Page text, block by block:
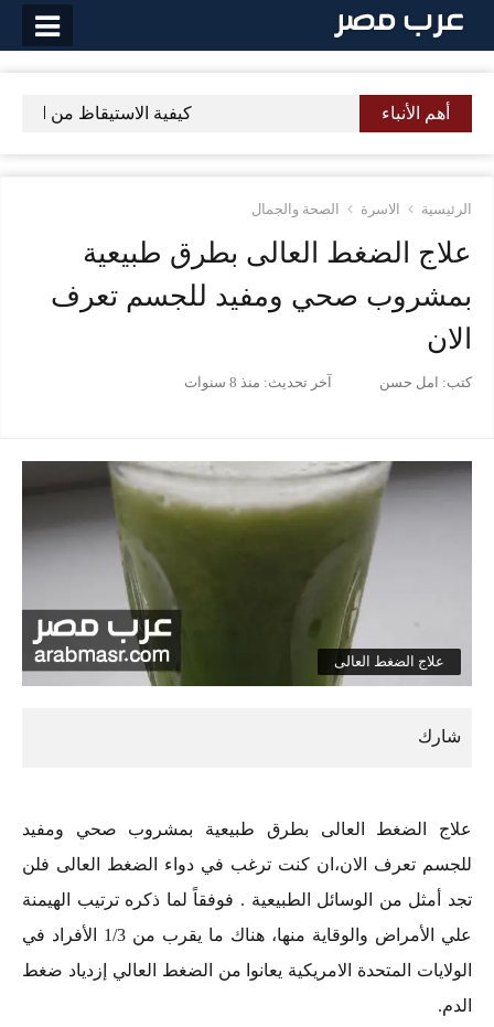
التخطي
أهم الأنباء كيفية الاستيقاظ من النوم
الرئيسية الاسرة الصحة والجمال
علاج الضغط العالى بطرق طبيعية
بمشروب صحي ومفيد للجسم تعرف
الان
كتب: امل حسن آخر تحديث: منذ 8 سنوات
علاج الضغط العالى
علاج الضغط العالى بطرق طبيعية بمشروب صحي ومفيد
للجسم تعرف الان،ان كنت ترغب في دواء الضغط العالى فلن
تجد أمثل من الوسائل الطبيعية . فوفقاً لما ذكره ترتيب الهيمنة
علي الأمراض والوقاية منها، هناك ما يقرب من 1/3 الأفراد في
الولايات المتحدة الامريكية يعانوا من الضغط العالي إزدياد ضغط
الدم.